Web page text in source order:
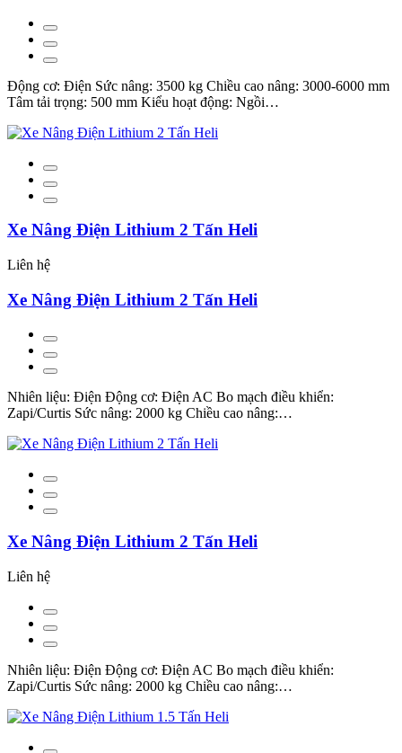
Động cơ: Điện Sức nâng: 3500 kg Chiều cao nâng: 3000-6000 mm
Tâm tải trọng: 500 mm Kiểu hoạt động: Ngồi…
Xe Nâng Điện Lithium 2 Tấn Heli
Liên hệ
Xe Nâng Điện Lithium 2 Tấn Heli
Nhiên liệu: Điện Động cơ: Điện AC Bo mạch điều khiển:
Zapi/Curtis Sức nâng: 2000 kg Chiều cao nâng:…
Xe Nâng Điện Lithium 2 Tấn Heli
Liên hệ
Nhiên liệu: Điện Động cơ: Điện AC Bo mạch điều khiển:
Zapi/Curtis Sức nâng: 2000 kg Chiều cao nâng:…